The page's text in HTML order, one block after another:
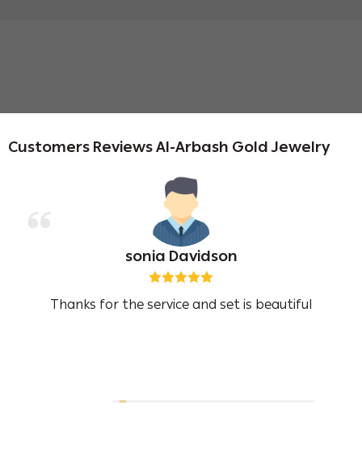
Customers Reviews Al-Arbash Gold Jewelry
ام البتول الجهني